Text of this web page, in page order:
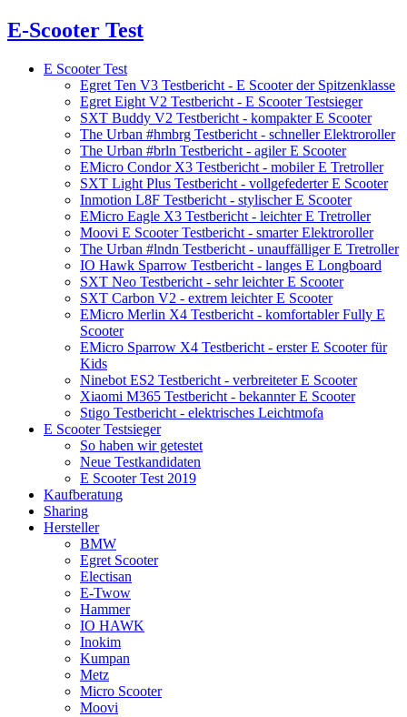
E-Scooter Test
E Scooter Test
Egret Ten V3 Testbericht - E Scooter der Spitzenklasse
Egret Eight V2 Testbericht - E Scooter Testsieger
SXT Buddy V2 Testbericht - kompakter E Scooter
The Urban #hmbrg Testbericht - schneller Elektroroller
The Urban #brln Testbericht - agiler E Scooter
EMicro Condor X3 Testbericht - mobiler E Tretroller
SXT Light Plus Testbericht - vollgefederter E Scooter
Inmotion L8F Testbericht - stylischer E Scooter
EMicro Eagle X3 Testbericht - leichter E Tretroller
Moovi E Scooter Testbericht - smarter Elektroroller
The Urban #lndn Testbericht - unauffälliger E Tretroller
IO Hawk Sparrow Testbericht - langes E Longboard
SXT Neo Testbericht - sehr leichter E Scooter
SXT Carbon V2 - extrem leichter E Scooter
EMicro Merlin X4 Testbericht - komfortabler Fully E
Scooter
EMicro Sparrow X4 Testbericht - erster E Scooter für
Kids
Ninebot ES2 Testbericht - verbreiteter E Scooter
Xiaomi M365 Testbericht - bekannter E Scooter
Stigo Testbericht - elektrisches Leichtmofa
E Scooter Testsieger
So haben wir getestet
Neue Testkandidaten
E Scooter Test 2019
Kaufberatung
Sharing
Hersteller
BMW
Egret Scooter
Electisan
E-Twow
Hammer
IO HAWK
Inokim
Kumpan
Metz
Micro Scooter
Moovi